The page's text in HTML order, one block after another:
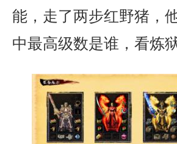
能，走了两步红野猪，
中最高级数是谁，看炼